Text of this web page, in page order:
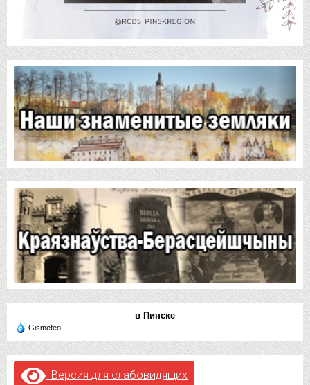
в Пинске
Gismeteo
Версия для слабовидящих